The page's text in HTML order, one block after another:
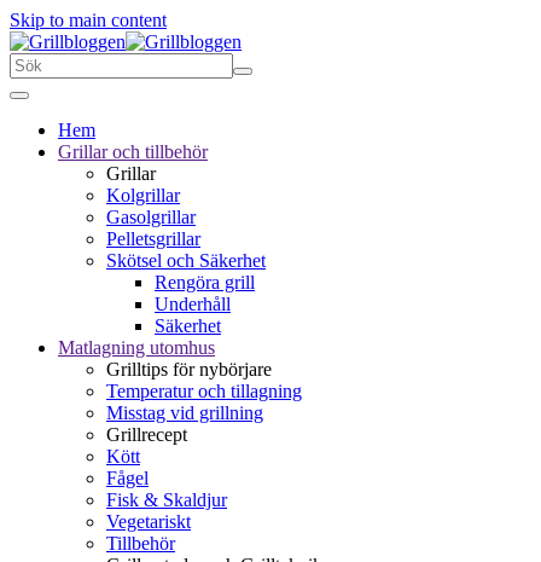
Skip to main content
Hem
Grillar och tillbehör
Grillar
Kolgrillar
Gasolgrillar
Pelletsgrillar
Skötsel och Säkerhet
Rengöra grill
Underhåll
Säkerhet
Matlagning utomhus
Grilltips för nybörjare
Temperatur och tillagning
Misstag vid grillning
Grillrecept
Kött
Fågel
Fisk & Skaldjur
Vegetariskt
Tillbehör